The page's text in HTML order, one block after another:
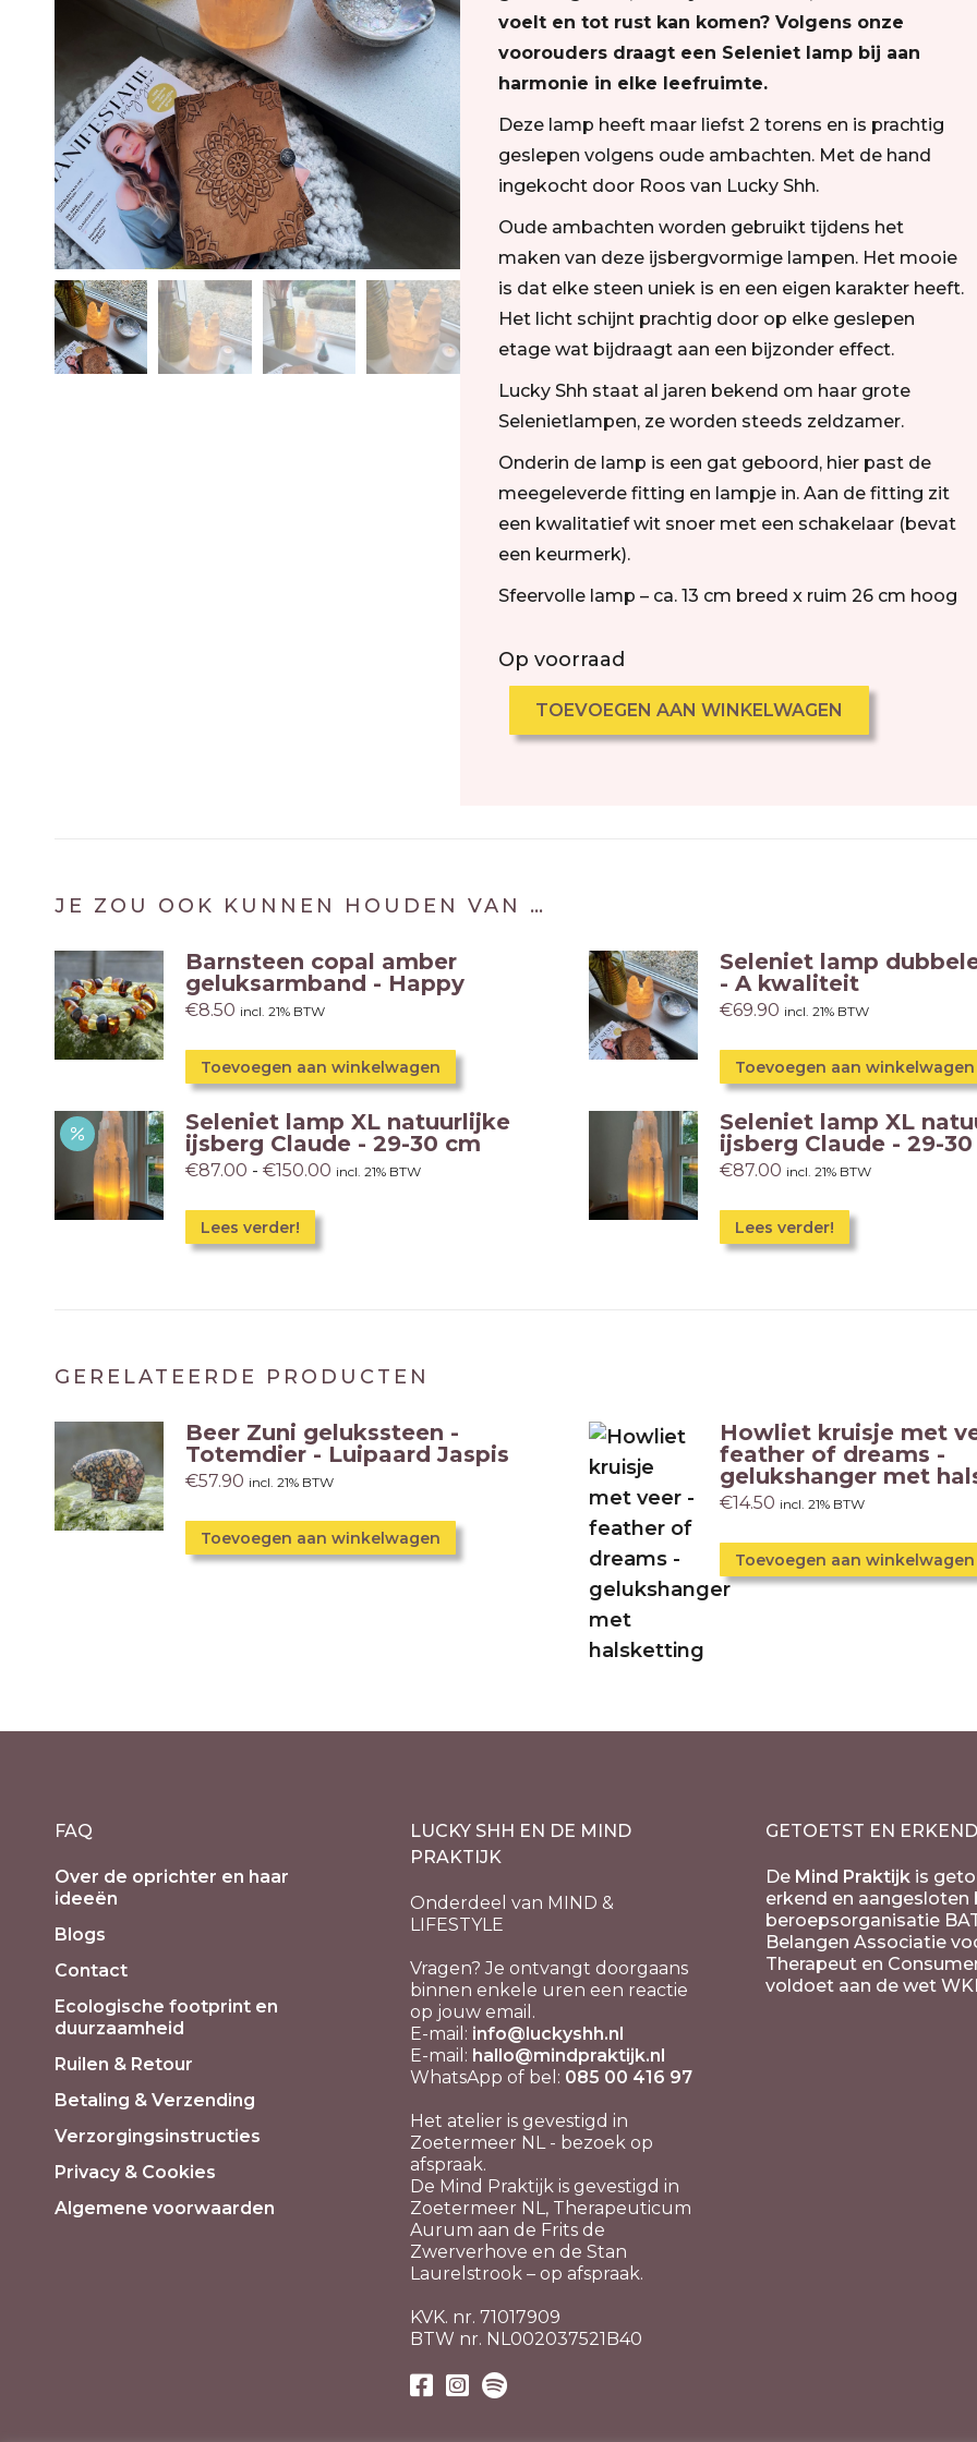
voelt en tot rust kan komen? Volgens onze
voorouders draagt een Seleniet lamp bij aan
harmonie in elke leefruimte.
Deze lamp heeft maar liefst 2 torens en is prachtig
geslepen volgens oude ambachten. Met de hand
ingekocht door Roos van Lucky Shh.
Oude ambachten worden gebruikt tijdens het
maken van deze ijsbergvormige lampen. Het mooie
is dat elke steen uniek is en een eigen karakter heeft.
Het licht schijnt prachtig door op elke geslepen
etage wat bijdraagt aan een bijzonder effect.
Lucky Shh staat al jaren bekend om haar grote
Selenietlampen, ze worden steeds zeldzamer.
Onderin de lamp is een gat geboord, hier past de
meegeleverde fitting en lampje in. Aan de fitting zit
een kwalitatief wit snoer met een schakelaar (bevat
een keurmerk).
Sfeervolle lamp – ca. 13 cm breed x ruim 26 cm hoog
Op voorraad
TOEVOEGEN AAN WINKELWAGEN
JE ZOU OOK KUNNEN HOUDEN VAN …
Barnsteen copal amber
geluksarmband - Happy
€8.50 incl. 21% BTW
Toevoegen aan winkelwagen
Seleniet lamp
- A kwaliteit
€69.90 incl. 21% BTW
Toevoegen aan winkelwagen
Seleniet lamp XL natuurlijke
ijsberg Claude - 29-30 cm
€87.00 - €150.00 incl. 21% BTW
Lees verder!
Seleniet lamp XL
ijsberg Claude - 29-30
€87.00 incl. 21% BTW
Lees verder!
GERELATEERDE PRODUCTEN
Beer Zuni gelukssteen -
Totemdier - Luipaard Jaspis
€57.90 incl. 21% BTW
Toevoegen aan winkelwagen
Howliet kruisje met
feather of dreams -
gelukshanger met
€14.50 incl. 21% BTW
Toevoegen aan winkelwagen
FAQ
Over de oprichter en haar
ideeën
Blogs
Contact
Ecologische footprint en
duurzaamheid
Ruilen & Retour
Betaling & Verzending
Verzorgingsinstructies
Privacy & Cookies
Algemene voorwaarden
LUCKY SHH EN DE MIND
PRAKTIJK
Onderdeel van MIND &
LIFESTYLE
Vragen? Je ontvangt doorgaans
binnen enkele uren een reactie
op jouw email.
E-mail: info@luckyshh.nl
E-mail: hallo@mindpraktijk.nl
WhatsApp of bel: 085 00 416 97
Het atelier is gevestigd in
Zoetermeer NL - bezoek op
afspraak.
De Mind Praktijk is gevestigd in
Zoetermeer NL, Therapeuticum
Aurum aan de Frits de
Zwerverhove en de Stan
Laurelstrook – op afspraak.
KVK. nr. 71017909
BTW nr. NL002037521B40
GETOETST EN ERKEND
De Mind Praktijk is
erkend en aangesloten
beroepsorganisatie
Belangen Associatie
Therapeut en
voldoet aan de wet